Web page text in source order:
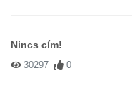
Nincs cím!
30297 0